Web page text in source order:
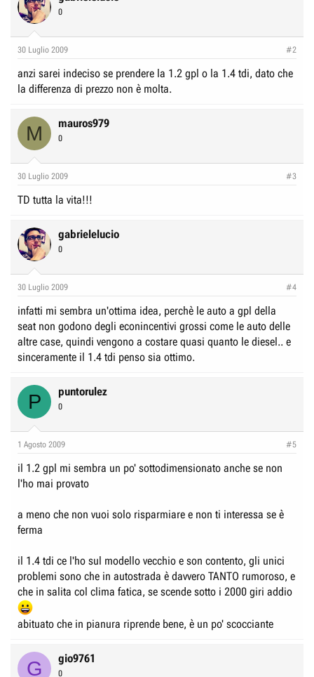
i
n
0
30 Luglio 2009 #2
anzi sarei indeciso se prendere la 1.2 gpl o la 1.4 tdi, dato che
la differenza di prezzo non è molta.
M mauros979
0
30 Luglio 2009 #3
TD tutta la vita!!!
gabrielelucio
0
30 Luglio 2009 #4
infatti mi sembra un'ottima idea, perchè le auto a gpl della
seat non godono degli econincentivi grossi come le auto delle
altre case, quindi vengono a costare quasi quanto le diesel.. e
sinceramente il 1.4 tdi penso sia ottimo.
P puntorulez
0
1 Agosto 2009 #5
il 1.2 gpl mi sembra un po' sottodimensionato anche se non
l'ho mai provato
a meno che non vuoi solo risparmiare e non ti interessa se è
ferma
il 1.4 tdi ce l'ho sul modello vecchio e son contento, gli unici
problemi sono che in autostrada è davvero TANTO rumoroso, e
che in salita col clima fatica, se scende sotto i 2000 giri addio
abituato che in pianura riprende bene, è un po' scocciante
G gio9761
0